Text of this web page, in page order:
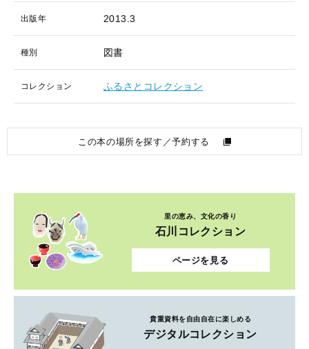
出版年 2013.3
種別 図書
コレクション ふるさとコレクション
この本の場所を探す／予約する
里の恵み、文化の香り
石川コレクション
ページを見る
貴重資料を自由自在に楽しめる
デジタルコレクション